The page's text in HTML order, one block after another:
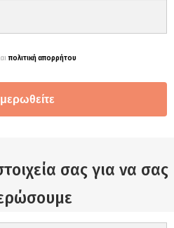
πολιτική απορρήτου
σας για να σας